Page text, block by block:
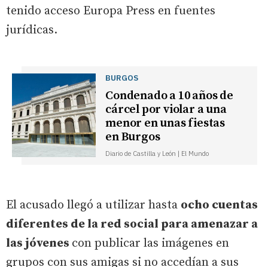
tenido acceso Europa Press en fuentes
jurídicas.
BURGOS
Condenado a 10 años de
cárcel por violar a una
menor en unas fiestas
en Burgos
Diario de Castilla y León | El Mundo
El acusado llegó a utilizar hasta ocho cuentas
diferentes de la red social para amenazar a
las jóvenes con publicar las imágenes en
grupos con sus amigas si no accedían a sus